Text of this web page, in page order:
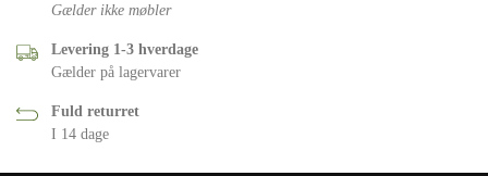
Gælder ikke møbler
Levering 1-3 hverdage
Gælder på lagervarer
Fuld returret
I 14 dage